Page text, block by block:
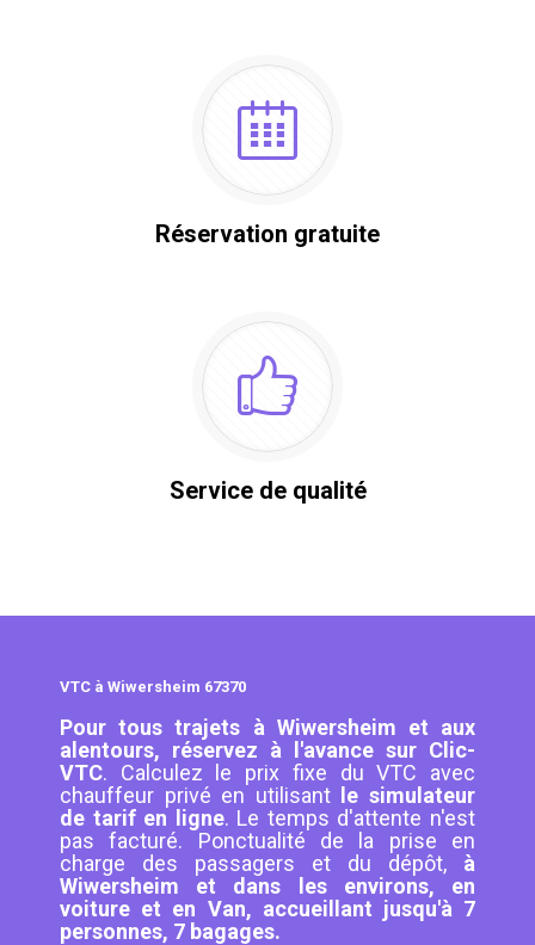
Réservation gratuite
Service de qualité
VTC à Wiwersheim 67370
Pour tous trajets à Wiwersheim et aux
alentours, réservez à l'avance sur Clic-
VTC. Calculez le prix fixe du VTC avec
chauffeur privé en utilisant
le simulateur
de tarif en ligne. Le temps d'attente n'est
pas facturé. Ponctualité de la prise en
charge des passagers et du dépôt, à
Wiwersheim et dans les environs, en
voiture et en Van, accueillant jusqu'à 7
personnes, 7 bagages.